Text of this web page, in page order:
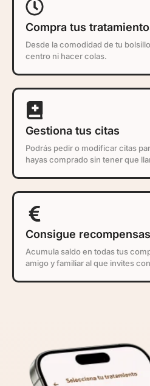
Compra tus
Desde la comodidad de tu
centro ni hacer colas.
Gestiona tus citas
Podrás pedir o modificar citas
hayas comprado sin tener que
Consigue recompensas
Acumula saldo en todas tus
amigo y familiar al que invites